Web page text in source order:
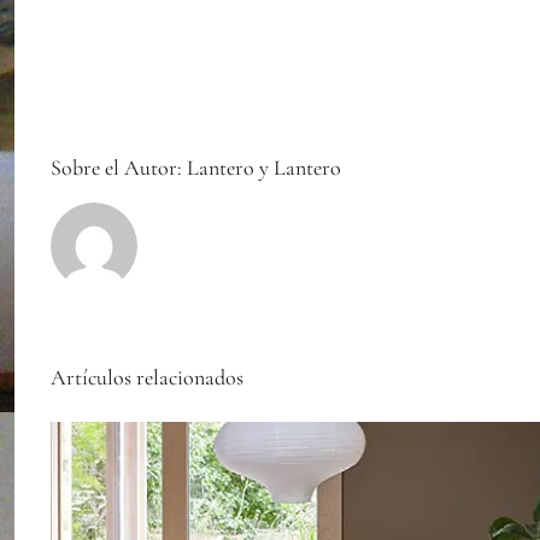
Sobre el Autor: Lantero y Lantero
Artículos relacionados